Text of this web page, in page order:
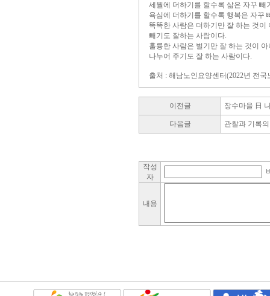
세월에 더하기를 할수록 삶은 자꾸 빼
욕심에 더하기를 할수록 행복은 자꾸
똑똑한 사람은 더하기만 잘 하는 것이
빼기도 잘하는 사람이다.
훌륭한 사람은 벌기만 잘 하는 것이 아
나누어 주기도 잘 하는 사람이다.
출처 : 해남노인요양센터(2022년 전
이전글 장수마을 日
다음글 관찰과 기록
작성
자
내용